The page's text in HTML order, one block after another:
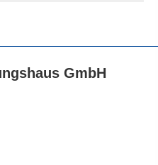
GmbH